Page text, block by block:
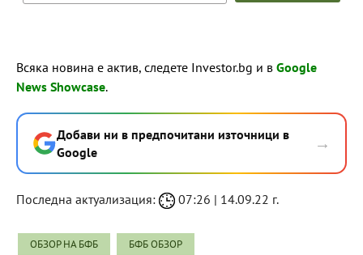
Всяка новина е актив, следете Investor.bg и в Google
News Showcase.
Добави ни в предпочитани източници в
Google
→
Последна актуализация: 07:26 | 14.09.22 г.
ОБЗОР НА БФБ БФБ ОБЗОР